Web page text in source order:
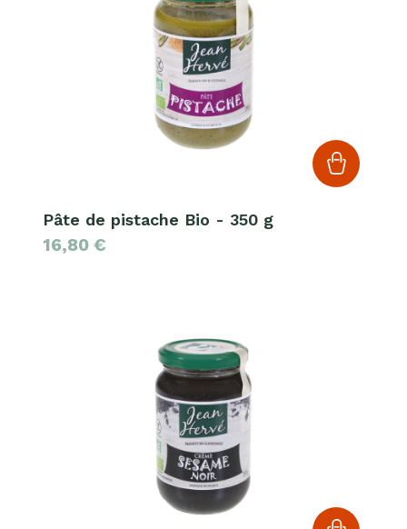
Pâte de pistache Bio - 350 g
16,80 €